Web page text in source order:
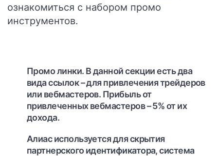
ознакомиться с набором промо
инструментов.
Промо линки. В данной секции есть два
вида ссылок – для привлечения трейдеров
или вебмастеров. Прибыль от
привлеченных вебмастеров – 5% от их
дохода.
Алиасиспользуется для скрытия
партнерского идентификатора, система